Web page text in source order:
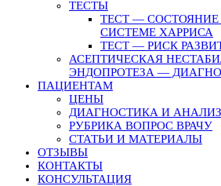
ТЕСТЫ
ТЕСТ —
СИСТЕМЕ ХАРРИСА
ТЕСТ — РИСК
АСЕПТИЧЕСКАЯ
ЭНДОПРОТЕЗА —
ПАЦИЕНТАМ
ЦЕНЫ
ДИАГНОСТИКА И АНАЛИЗ
РУБРИКА ВОПРОС ВРАЧУ
СТАТЬИ И МАТЕРИАЛЫ
ОТЗЫВЫ
КОНТАКТЫ
КОНСУЛЬТАЦИЯ